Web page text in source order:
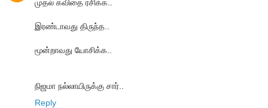
முதல் கவிதை ரசிக்க..
இரண்டாவது திருந்த..
மூன்றாவது யோசிக்க..
நிஜமா நல்லாயிருக்கு சார்..
Reply